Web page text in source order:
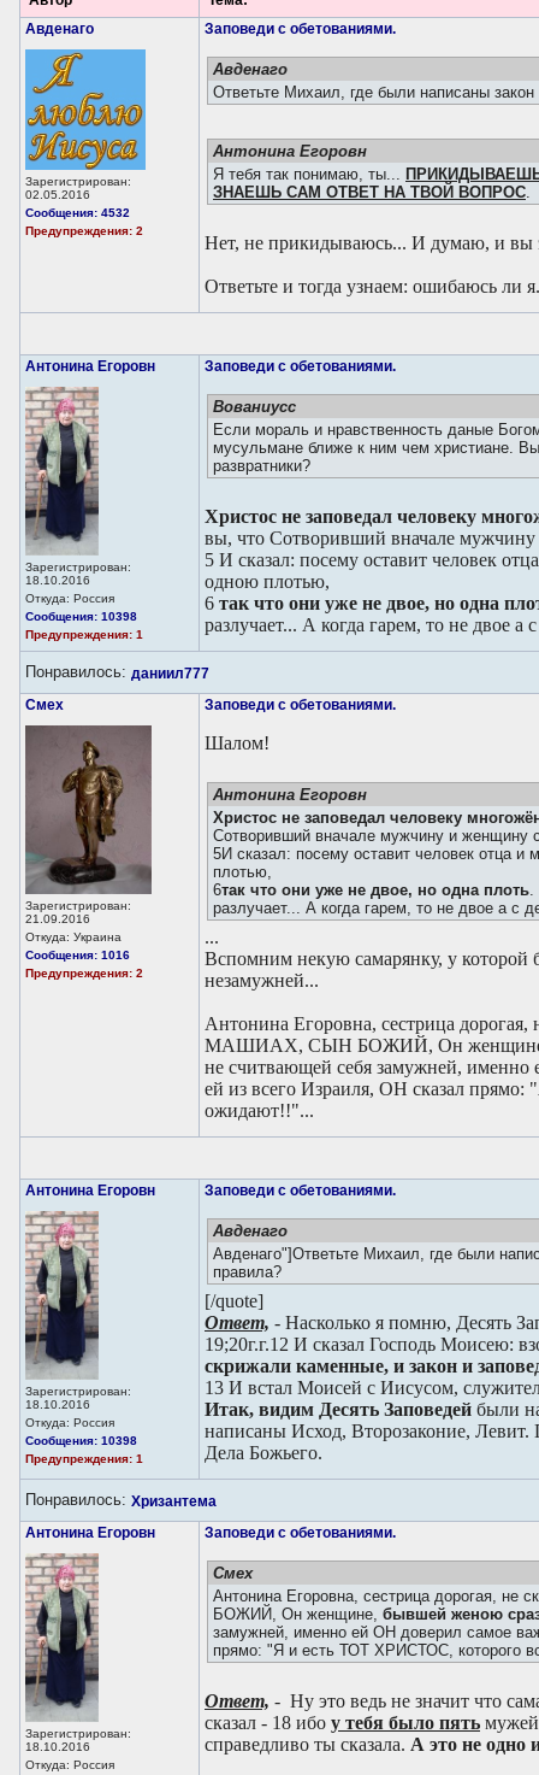
Авденаго
Зарегистрирован:
02.05.2016
Сообщения: 4532
Предупреждения: 2
Заповеди с обетованиями.
Авденаго
Ответьте Михаил, где были написаны
Антонина Егоровн
Я тебя так понимаю, ты...
ЗНАЕШЬ САМ ОТВЕТ НА ТВОЙ ВОПРОС.
Нет, не прикидываюсь... И думаю, и вы
Ответьте и тогда узнаем: ошибаюсь ли я.
Антонина Егоровн
Зарегистрирован:
18.10.2016
Откуда: Россия
Сообщения: 10398
Предупреждения: 1
Заповеди с обетованиями.
Вованиусc
Если мораль и нравственность даные
мусульмане ближе к ним чем христиане.
развратники?
Христос не заповедал человеку
вы, что Сотворивший вначале
5 И сказал: посему оставит человек
одною плотью,
6 так что они уже не двое, но одна
разлучает... А когда гарем, то не двое
Понравилось: даниил777
Смех
Зарегистрирован:
21.09.2016
Откуда: Украина
Сообщения: 1016
Предупреждения: 2
Заповеди с обетованиями.
Шалом!
Антонина Егоровн
Христос не заповедал человеку
Сотворивший вначале мужчину и женщину
5И сказал: посему оставит человек отца
плотью,
6так что они уже не двое, но одна плоть.
разлучает... А когда гарем, то не двое а
...
Вспомним некую самарянку, у которой
незамужней...
Антонина Егоровна, сестрица
МАШИАХ, СЫН БОЖИЙ, Он женщине,
не считвающей себя замужней,
ей из всего Израиля, ОН сказал
ожидают!!"...
Антонина Егоровн
Зарегистрирован:
18.10.2016
Откуда: Россия
Сообщения: 10398
Предупреждения: 1
Заповеди с обетованиями.
Авденаго
Авденаго"]Ответьте Михаил, где были
правила?
[/quote]
Ответ, - Насколько я помню, Десять
19;20г.г.12 И сказал Господь Моисею:
скрижали каменные, и закон и
13 И встал Моисей с Иисусом,
Итак, видим Десять Заповедей были
написаны Исход, Второзаконие,
Дела Божьего.
Понравилось: Хризантема
Антонина Егоровн
Зарегистрирован:
18.10.2016
Откуда: Россия
Заповеди с обетованиями.
Смех
Антонина Егоровна, сестрица дорогая,
БОЖИЙ, Он женщине, бывшей женою
замужней, именно ей ОН доверил самое
прямо: "Я и есть ТОТ ХРИСТОС, которого
Ответ, - Ну это ведь не значит что
сказал - 18 ибо у тебя было пять
справедливо ты сказала. А это не одно